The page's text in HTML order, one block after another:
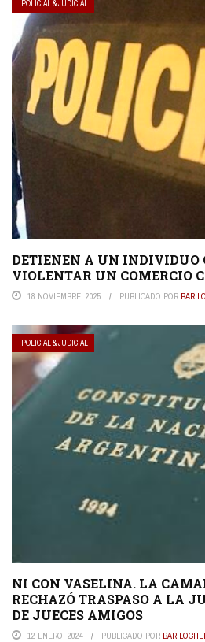
POLICIAL & JUDICIAL
DETIENEN A UN INDIVIDUO
VIOLENTAR UN COMERCIO
18 NOVIEMBRE, 2025 PUBLICADO POR
POLICIAL & JUDICIAL
NI CON VASELINA. LA
RECHAZÓ TRASPASO A LA
DE JUECES AMIGOS
12 ENERO, 2024 PUBLICADO POR